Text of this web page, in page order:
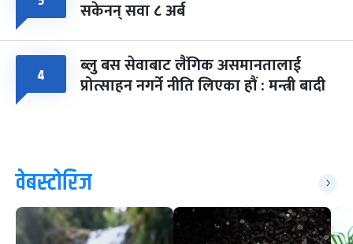
सकेनन् सवा ८ अर्ब
४ ब्लु बस सेवाबाट लैंगिक असमानतालाई
प्रोत्साहन नगर्ने नीति लिएका हौं : मन्त्री बादी
वेबस्टोरिज